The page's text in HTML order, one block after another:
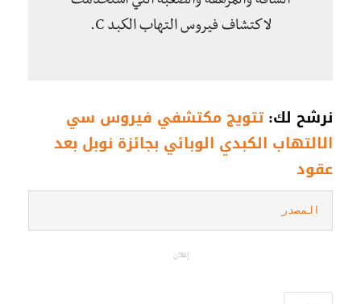
لاكتشاف فيروس التهاب الكبد C.
نرشح لك: تتويج مكتشفي فيروس سي
الالتهاب الكبدي الوبائي بجائزة نوبل بعد
عقود
المصدر
إعلان